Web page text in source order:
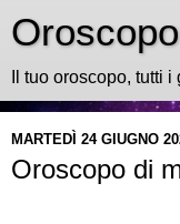
Il tuo oroscopo, tutti i
MARTEDÌ 24 GIUGNO
Oroscopo di